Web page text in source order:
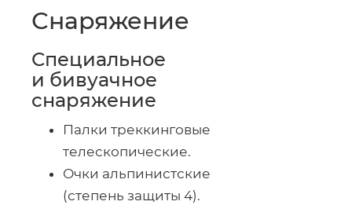
Снаряжение
Специальное
и бивуачное
снаряжение
Палки треккинговые
телескопические.
Очки альпинистские
(степень защиты 4).